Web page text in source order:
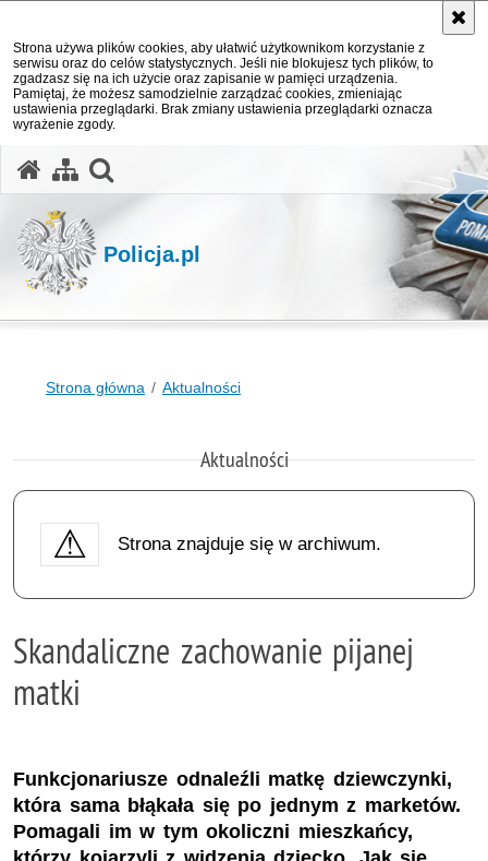
Strona używa plików cookies, aby ułatwić użytkownikom korzystanie z
serwisu oraz do celów statystycznych. Jeśli nie blokujesz tych plików, to
zgadzasz się na ich użycie oraz zapisanie w pamięci urządzenia.
Pamiętaj, że możesz samodzielnie zarządzać cookies, zmieniając
ustawienia przeglądarki. Brak zmiany ustawienia przeglądarki oznacza
wyrażenie zgody.
Policja.pl
Strona główna Aktualności
Aktualności
Strona znajduje się w archiwum.
Skandaliczne zachowanie pijanej
matki
Funkcjonariusze odnaleźli matkę dziewczynki,
która sama błąkała się po jednym z marketów.
Pomagali im w tym okoliczni mieszkańcy,